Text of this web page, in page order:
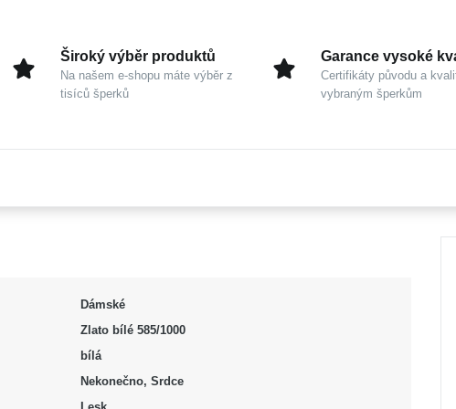
Široký výběr produktů
Na našem e-shopu máte výběr z
tisíců šperků
Garance vysoké
Certifikáty původu a
vybraným šperkům
Dámské
Zlato bílé 585/1000
bílá
Nekonečno, Srdce